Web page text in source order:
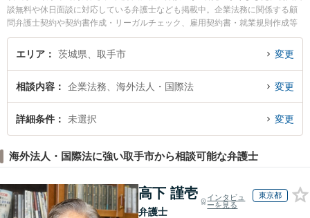
談無料や休日面談に対応している弁護士なども掲載中。企業法務に関係する顧
問弁護士契約や契約書作成・リーガルチェック、雇用契約書・就業規則作成等
の細かな分野での絞り込み検索もでき便利です。特に平島法律事務所の平島 雅
人弁護士や取手駅前法律事務所の大関 太朗弁護士のプロフィール情報や弁護士
トラブル解決の実績豊富な近くの弁護士を検索したい』『初回相談無料で海外
法人・国際法を法律相談できる取手市内の弁護士に相談予約したい』などでお
困りの相談者さんにおすすめです。
エリア 茨城県、取手市 変更
相談内容 企業法務、海外法人・国際法 変更
詳細条件 未選択 変更
海外法人・国際法に強い取手市から相談可能な弁護士
高下 謹壱
弁護士
インタビュ
ーを見る
東京都